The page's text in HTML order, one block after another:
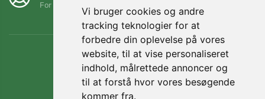
Vi bruger cookies og andre
tracking teknologier for at
forbedre din oplevelse på vores
website, til at vise personaliseret
indhold, målrettede annoncer og
til at forstå hvor vores besøgende
kommer fra.
For hver ordre planter vi et træ! Læs mere